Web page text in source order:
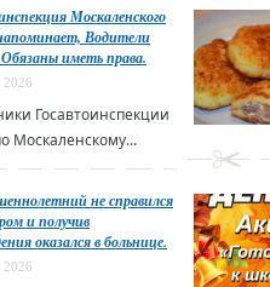
Москаленского
Водители
иметь права.
2026
Госавтоинспекции
Москаленскому...
не справился
и получив
оказался в больнице.
2026